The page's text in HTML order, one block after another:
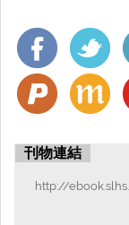
刊物連結
http://